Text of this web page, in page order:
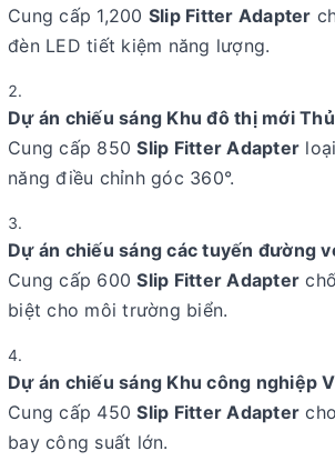
Cung cấp 1,200 Slip Fitter Adapter
đèn LED tiết kiệm năng lượng.
Dự án chiếu sáng Khu đô thị mới
Cung cấp 850Slip Fitter Adapter
năng điều chỉnh góc 360°.
Dự án chiếu sáng các tuyến đường
Cung cấp 600Slip Fitter Adapter
biệt cho môi trường biển.
Dự án chiếu sáng Khu công nghiệp
Cung cấp 450Slip Fitter Adapter
bay công suất lớn.